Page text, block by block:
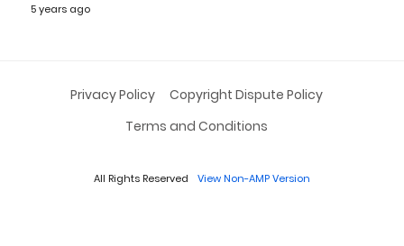
5 years ago
Privacy Policy
Copyright Dispute Policy
Terms and Conditions
All Rights Reserved View Non-AMP Version